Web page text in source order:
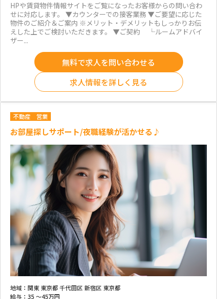
HPや賃貸物件情報サイトをご覧になったお客様からの問い合わ
せに対応します。 ▼カウンターでの接客業務 ▼ご要望に応じた
物件のご紹介＆ご案内 ※メリット・デメリットもしっかりお伝
えした上でご検討いただきます。 ▼ご契約 └ルームアドバイ
ザー...
無料で求人を問い合わせる
求人情報を詳しく見る
不動産 営業
お部屋探しサポート/夜職経験が活かせる♪
地域： 関東 東京都 千代田区 新宿区 東京都
給与： 35 ～45万円